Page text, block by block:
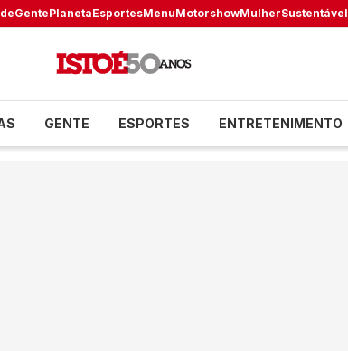
GentePlanetaEsportesMenuMotorshowMulherSustentável
GENTE ESPORTES ENTRETENIMENTO